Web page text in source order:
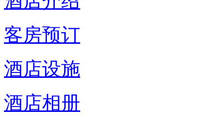
客房预订
酒店设施
酒店相册